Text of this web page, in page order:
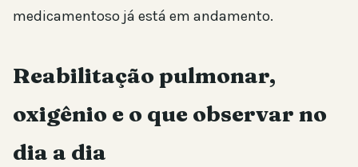
medicamentoso já está em andamento.
Reabilitação pulmonar,
oxigênio e o que observar no
dia a dia